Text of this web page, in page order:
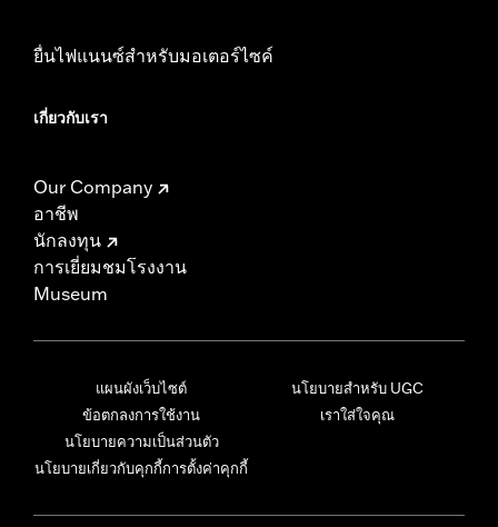
ยื่นไฟแนนซ์สำหรับมอเตอร์ไซค์
เกี่ยวกับเรา
Our Company
อาชีพ
นักลงทุน
การเยี่ยมชมโรงงาน
Museum
แผนผังเว็บไซต์
ข้อตกลงการใช้งาน
นโยบายความเป็นส่วนตัว
นโยบายเกี่ยวกับคุกกี้การตั้งค่าคุกกี้
นโยบายสำหรับ UGC
เราใส่ใจคุณ